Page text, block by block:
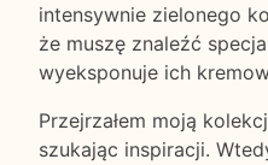
intensywnie zielonego
że muszę znaleźć
wyeksponuje ich
Przejrzałem moją
szukając inspiracji.